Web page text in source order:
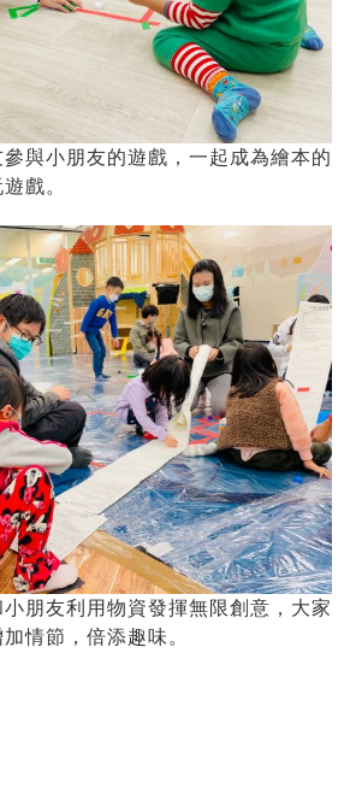
參與小朋友的遊戲，一起成為繪本的
戲。
小朋友利用物資發揮無限創意，大家
情節，倍添趣味。